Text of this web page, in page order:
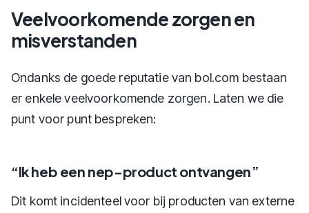
Veelvoorkomende zorgen en
misverstanden
Ondanks de goede reputatie van bol.com bestaan
er enkele veelvoorkomende zorgen. Laten we die
punt voor punt bespreken:
“Ik heb een nep-product ontvangen”
Dit komt incidenteel voor bij producten van externe